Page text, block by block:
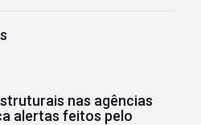
nas agências
alertas feitos pelo